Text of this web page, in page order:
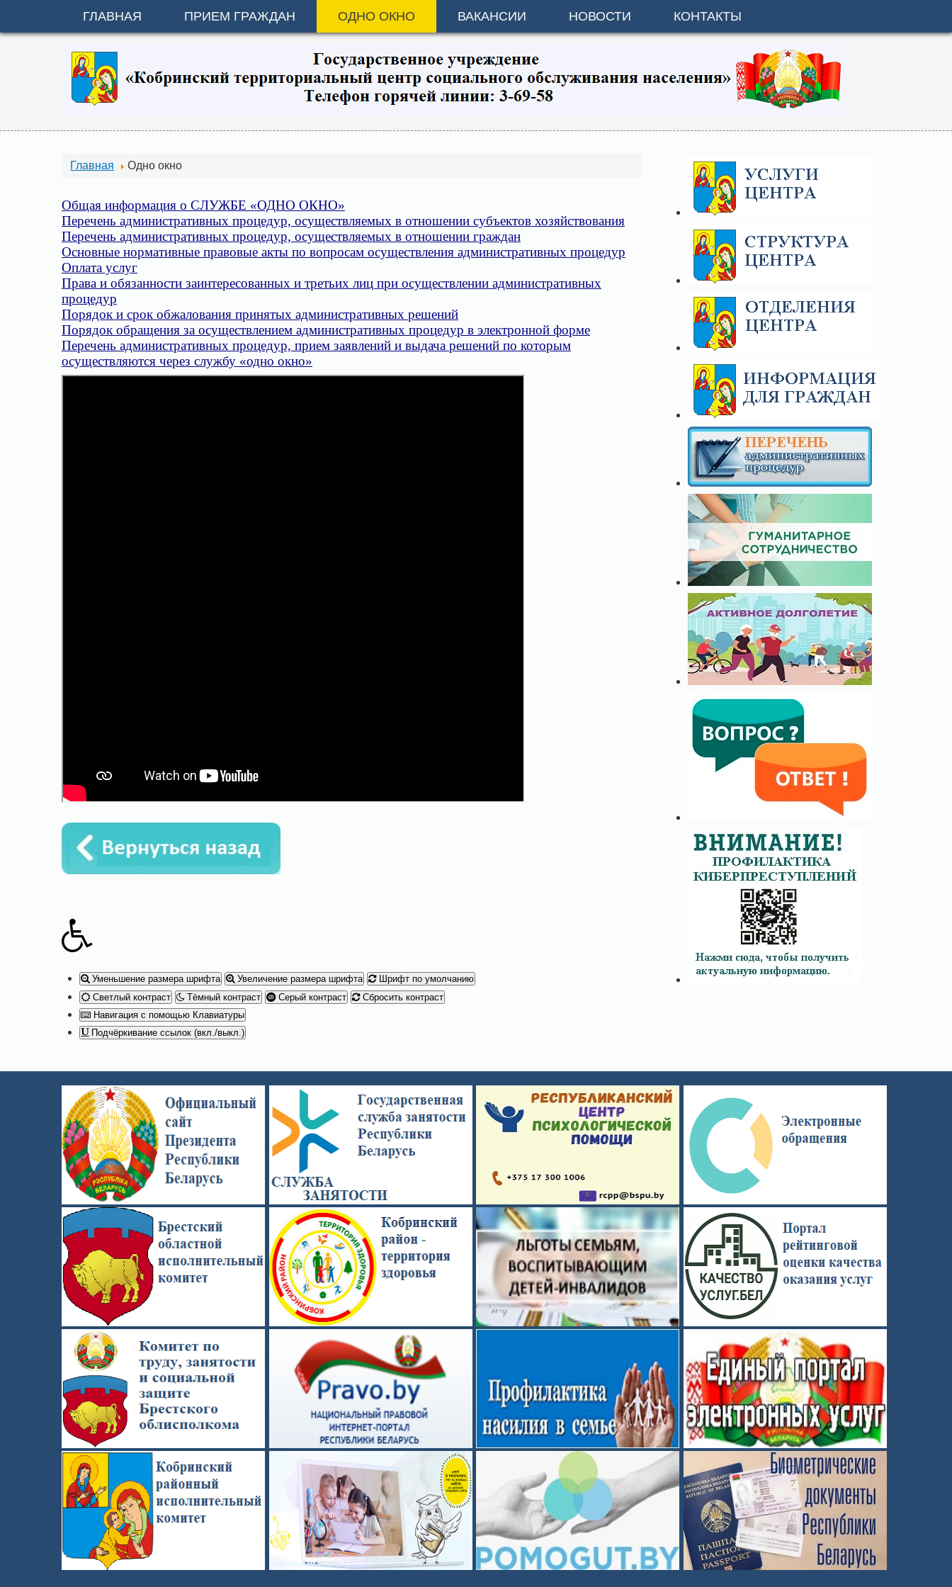
ГЛАВНАЯ ПРИЕМ ГРАЖДАН ОДНО ОКНО ВАКАНСИИ НОВОСТИ КОНТАКТЫ
Главная Одно окно
Общая информация о СЛУЖБЕ «ОДНО ОКНО»
Перечень административных процедур, осуществляемых в отношении субъектов хозяйствования
Перечень административных процедур, осуществляемых в отношении граждан
Основные нормативные правовые акты по вопросам осуществления административных процедур
Оплата услуг
Права и обязанности заинтересованных и третьих лиц при осуществлении административных
процедур
Порядок и срок обжалования принятых административных решений
Порядок обращения за осуществлением административных процедур в электронной форме
Перечень административных процедур, прием заявлений и выдача решений по которым
осуществляются через службу «одно окно»
Уменьшение размера шрифта Увеличение размера шрифта
Шрифт по умолчанию
Светлый контраст
Тёмный контраст Серый контраст
Сбросить контраст
Навигация с помощью Клавиатуры
Подчёркивание ссылок (вкл./выкл.)